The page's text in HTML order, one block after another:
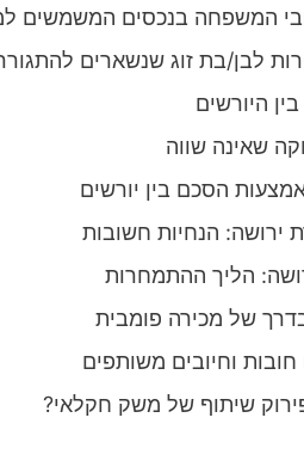
המשפחה בנכסים המשמשים
לבן/בת זוג שנשארים
היורשים
שאינה שווה
הסכם בין יורשים
ירושה: הנחיות חשובות
הליך ההתמחרות
של מכירה פומבית
וחיובים משותפים
שיתוף של משק חקלאי?